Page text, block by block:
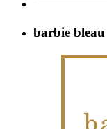
barbie bleau